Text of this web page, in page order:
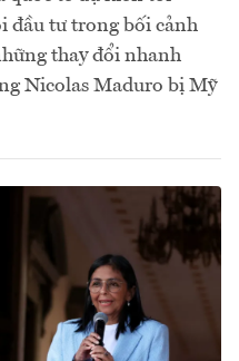
đầu tư trong bối cảnh
thay đổi nhanh
Nicolas Maduro bị Mỹ